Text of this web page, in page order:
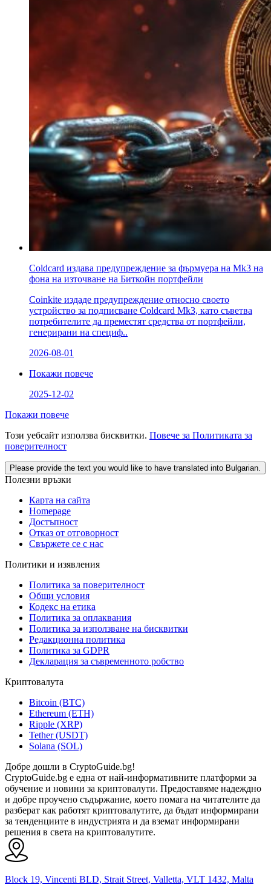
Coldcard издава предупреждение за фърмуера на Mk3 на
фона на източване на Биткойн портфейли
Coinkite издаде предупреждение относно своето
устройство за подписване Coldcard Mk3, като съветва
потребителите да преместят средства от портфейли,
генерирани на специф..
2026-08-01
Покажи повече
2025-12-02
Покажи повече
Този уебсайт използва бисквитки. Повече за Политиката за
поверителност
Please provide the text you would like to have translated into Bulgarian.
Полезни връзки
Карта на сайта
Homepage
Достъпност
Отказ от отговорност
Свържете се с нас
Политики и изявления
Политика за поверителност
Общи условия
Кодекс на етика
Политика за оплаквания
Политика за използване на бисквитки
Редакционна политика
Политика за GDPR
Декларация за съвременното робство
Криптовалута
Bitcoin (BTC)
Ethereum (ETH)
Ripple (XRP)
Tether (USDT)
Solana (SOL)
Добре дошли в CryptoGuide.bg!
CryptoGuide.bg е една от най-информативните платформи за
обучение и новини за криптовалути. Предоставяме надеждно
и добре проучено съдържание, което помага на читателите да
разберат как работят криптовалутите, да бъдат информирани
за тенденциите в индустрията и да вземат информирани
решения в света на криптовалутите.
Block 19, Vincenti BLD, Strait Street, Valletta, VLT 1432, Malta